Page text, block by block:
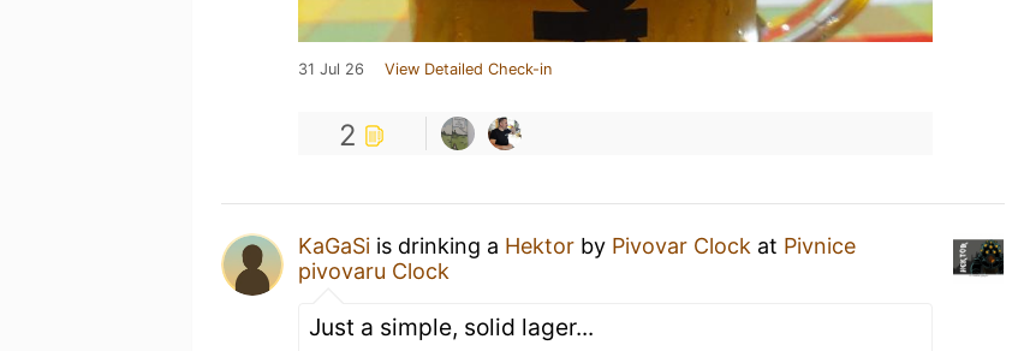
31 Jul 26 View Detailed Check-in
2
KaGaSi is drinking a Hektor by Pivovar Clock at Pivnice
pivovaru Clock
Just a simple, solid lager...